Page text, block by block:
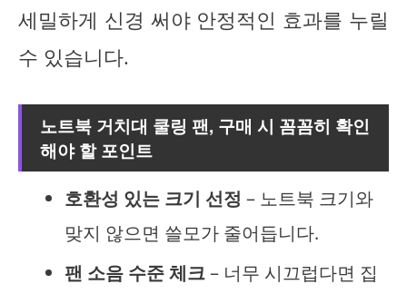
세밀하게 신경 써야 안정적인 효과를 누릴
수 있습니다.
노트북 거치대 쿨링 팬, 구매 시 꼼꼼히 확인
해야 할 포인트
호환성 있는 크기 선정 – 노트북 크기와
맞지 않으면 쓸모가 줄어듭니다.
팬 소음 수준 체크– 너무 시끄럽다면 집